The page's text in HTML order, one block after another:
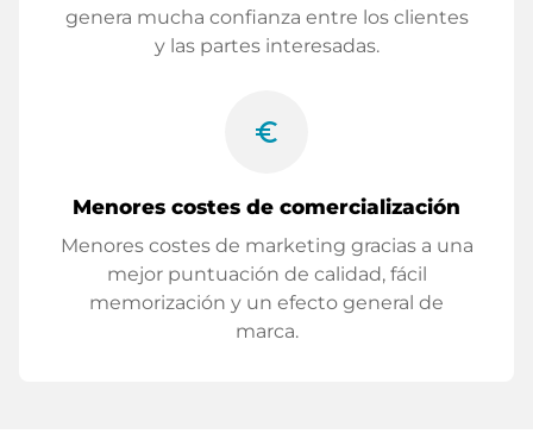
genera mucha confianza entre los clientes
y las partes interesadas.
euro_symbol
Menores costes de comercialización
Menores costes de marketing gracias a una
mejor puntuación de calidad, fácil
memorización y un efecto general de
marca.